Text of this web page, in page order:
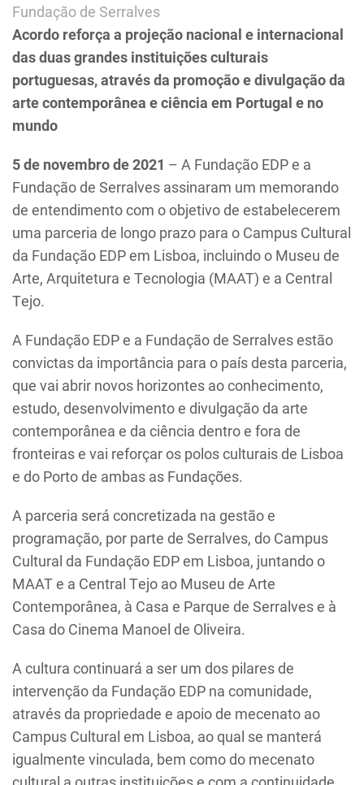
Fundação de Serralves
Acordo reforça a projeção nacional e internacional
das duas grandes instituições culturais
portuguesas, através da promoção e divulgação da
arte contemporânea e ciência em Portugal e no
mundo
5 de novembro de 2021 – A Fundação EDP e a
Fundação de Serralves assinaram um memorando
de entendimento com o objetivo de estabelecerem
uma parceria de longo prazo para o Campus Cultural
da Fundação EDP em Lisboa, incluindo o Museu de
Arte, Arquitetura e Tecnologia (MAAT) e a Central
Tejo.
A Fundação EDP e a Fundação de Serralves estão
convictas da importância para o país desta parceria,
que vai abrir novos horizontes ao conhecimento,
estudo, desenvolvimento e divulgação da arte
contemporânea e da ciência dentro e fora de
fronteiras e vai reforçar os polos culturais de Lisboa
e do Porto de ambas as Fundações.
A parceria será concretizada na gestão e
programação, por parte de Serralves, do Campus
Cultural da Fundação EDP em Lisboa, juntando o
MAAT e a Central Tejo ao Museu de Arte
Contemporânea, à Casa e Parque de Serralves e à
Casa do Cinema Manoel de Oliveira.
A cultura continuará a ser um dos pilares de
intervenção da Fundação EDP na comunidade,
através da propriedade e apoio de mecenato ao
Campus Cultural em Lisboa, ao qual se manterá
igualmente vinculada, bem como do mecenato